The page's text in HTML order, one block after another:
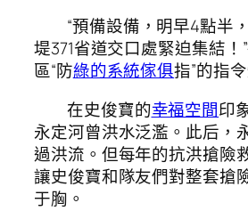
“預備設備，明早4點半
堤371省道交口處緊迫集結
區“防綠的系統傢俱指”的指
在史俊寶的幸福空間印
永定河曾洪水泛濫。此后，
過洪流。但每年的抗洪搶險
讓史俊寶和隊友們對整套搶
于胸。